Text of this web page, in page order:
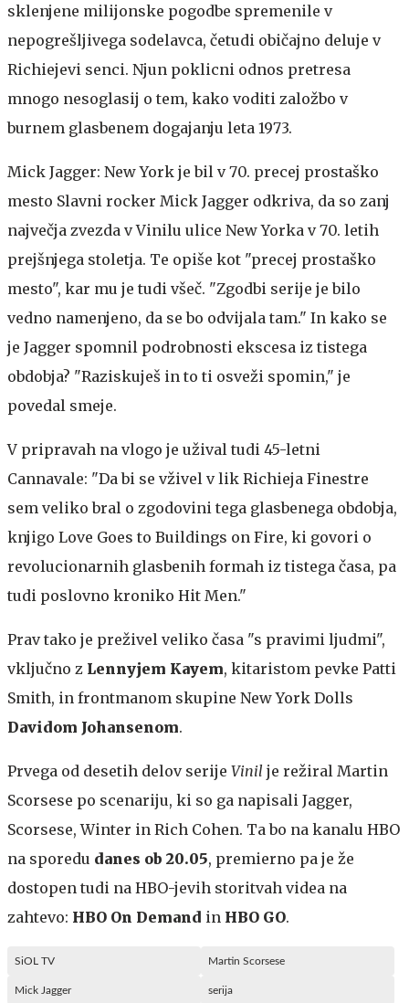
sklenjene milijonske pogodbe spremenile v
nepogrešljivega sodelavca, četudi običajno deluje v
Richiejevi senci. Njun poklicni odnos pretresa
mnogo nesoglasij o tem, kako voditi založbo v
burnem glasbenem dogajanju leta 1973.
Mick Jagger: New York je bil v 70. precej prostaško
mesto Slavni rocker Mick Jagger odkriva, da so zanj
največja zvezda v Vinilu ulice New Yorka v 70. letih
prejšnjega stoletja. Te opiše kot "precej prostaško
mesto", kar mu je tudi všeč. "Zgodbi serije je bilo
vedno namenjeno, da se bo odvijala tam." In kako se
je Jagger spomnil podrobnosti ekscesa iz tistega
obdobja? "Raziskuješ in to ti osveži spomin," je
povedal smeje.
V pripravah na vlogo je užival tudi 45-letni
Cannavale: "Da bi se vživel v lik Richieja Finestre
sem veliko bral o zgodovini tega glasbenega obdobja,
knjigo Love Goes to Buildings on Fire, ki govori o
revolucionarnih glasbenih formah iz tistega časa, pa
tudi poslovno kroniko Hit Men."
Prav tako je preživel veliko časa "s pravimi ljudmi",
vključno z Lennyjem Kayem, kitaristom pevke Patti
Smith, in frontmanom skupine New York Dolls
Davidom Johansenom.
Prvega od desetih delov serije Vinil je režiral Martin
Scorsese po scenariju, ki so ga napisali Jagger,
Scorsese, Winter in Rich Cohen. Ta bo na kanalu HBO
na sporedu danes ob 20.05, premierno pa je že
dostopen tudi na HBO-jevih storitvah videa na
zahtevo: HBO On Demand in HBO GO.
SiOL TV Martin Scorsese
Mick Jagger serija